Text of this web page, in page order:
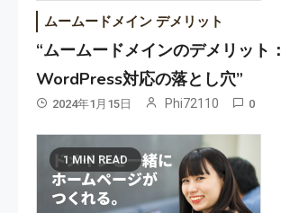
ムームードメイン デメリット
“ムームードメインのデメリット：
WordPress対応の落とし穴”
2024年1月15日 Phi72110 0
1 MIN READ